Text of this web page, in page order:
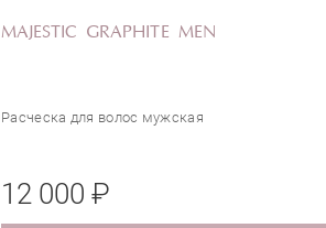
MAJESTIC GRAPHITE MEN
Расческа для волос мужская
12 000 ₽